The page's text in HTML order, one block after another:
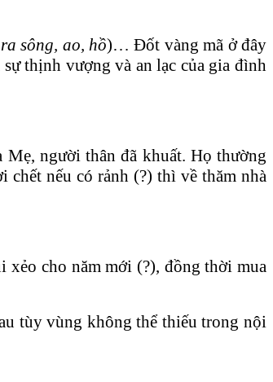
sông, ao, hồ)… Đốt vàng mã ở đây
thịnh vượng và an lạc của gia đình
Mẹ, người thân đã khuất. Họ thường
chết nếu có rảnh (?) thì về thăm nhà
xẻo cho năm mới (?), đồng thời mua
tùy vùng không thể thiếu trong nội